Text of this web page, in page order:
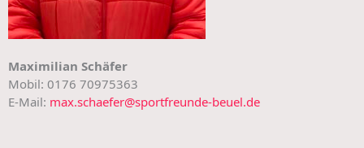
Maximilian Schäfer
Mobil: 0176 70975363
E-Mail: max.schaefer@sportfreunde-beuel.de